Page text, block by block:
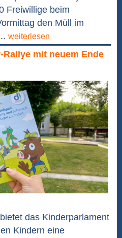
Freiwillige beim
den Müll im
weiterlesen
mit neuem Ende
das Kinderparlament
Kindern eine